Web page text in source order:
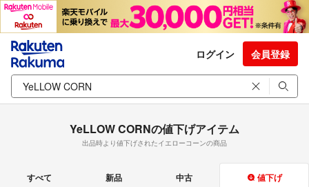
ログイン 会員登録
YeLLOW CORNの値下げアイテム
出品時より値下げされたイエローコーンの商品
すべて 新品 中古 値下げ